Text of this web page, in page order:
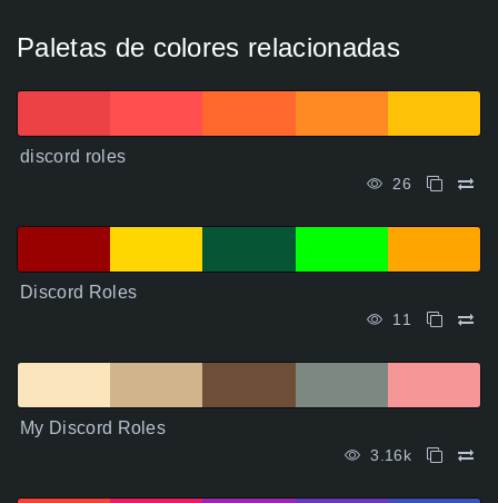
Paletas de colores relacionadas
discord roles
26
Discord Roles
11
My Discord Roles
3.16k